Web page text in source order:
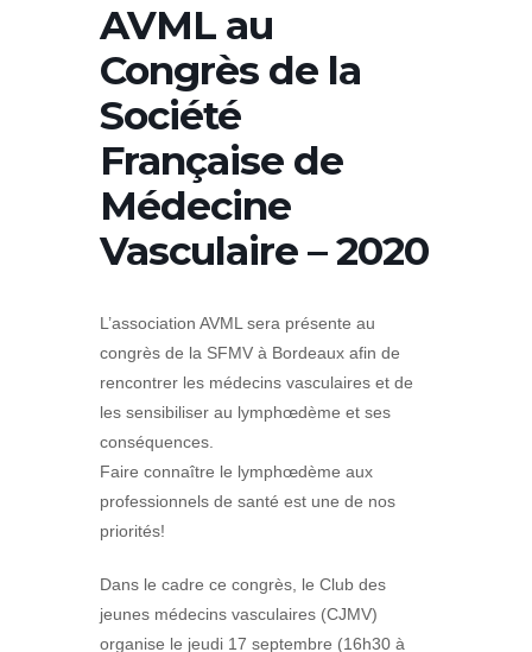
AVML au
Congrès de la
Société
Française de
Médecine
Vasculaire – 2020
L’association AVML sera présente au
congrès de la SFMV à Bordeaux afin de
rencontrer les médecins vasculaires et de
les sensibiliser au lymphœdème et ses
conséquences.
Faire connaître le lymphœdème aux
professionnels de santé est une de nos
priorités!
Dans le cadre ce congrès, le Club des
jeunes médecins vasculaires (CJMV)
organise le jeudi 17 septembre (16h30 à